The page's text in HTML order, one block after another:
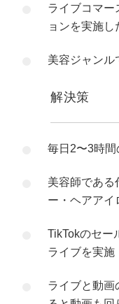
ライブコマー
ョンを実施し
美容ジャンル
解決策
毎日2〜3時
美容師である
ー・ヘアアイ
TikTokのセー
ライブを実施
ライブと動画